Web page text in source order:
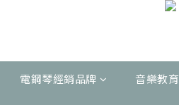
電鋼琴經銷品牌 音樂教育